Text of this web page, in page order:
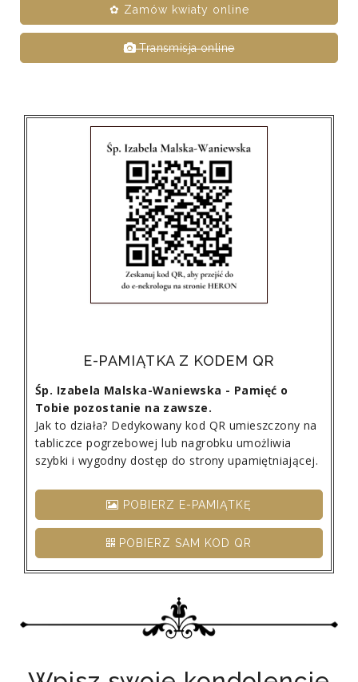
✿ Zamów kwiaty online
Transmisja online
E-PAMIĄTKA Z KODEM QR
Śp. Izabela Malska-Waniewska - Pamięć o
Tobie pozostanie na zawsze.
Jak to działa? Dedykowany kod QR umieszczony na
tabliczce pogrzebowej lub nagrobku umożliwia
szybki i wygodny dostęp do strony upamiętniającej.
POBIERZ E-PAMIĄTKĘ
POBIERZ SAM KOD QR